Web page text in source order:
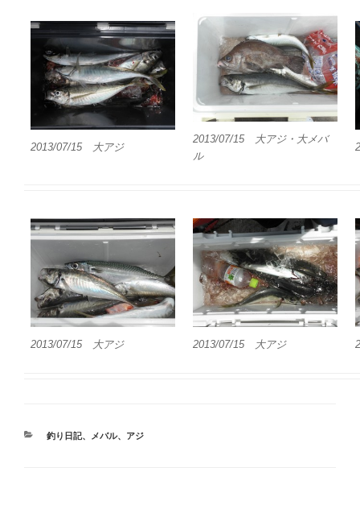
2013/07/15 大アジ
2013/07/15 大アジ・大メバ
ル
2013/07/15 大アジ 2013/07/15 大アジ
カ
釣り日記、 メバル、 アジ